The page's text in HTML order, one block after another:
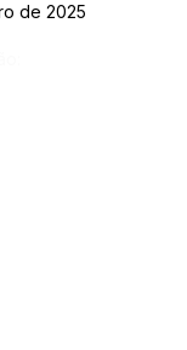
de 2025